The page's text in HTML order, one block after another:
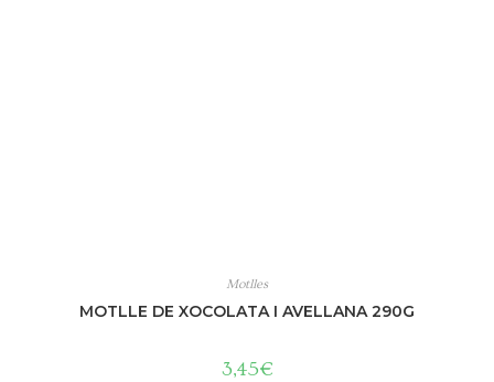
Motlles
MOTLLE DE XOCOLATA I AVELLANA 290G
3,45€